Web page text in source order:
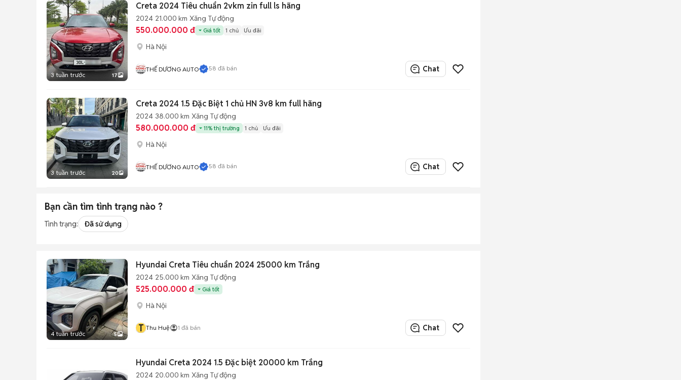
3 tuần trước 17
Creta 2024 Tiêu chuẩn 2vkm zin full ls hãng
2024 21.000 km Xăng Tự động
550.000.000 đ Giá tốt 1 chủ Ưu đãi
Hà Nội
THẾ DƯƠNG AUTO 58 đã bán Chat
3 tuần trước 20
Creta 2024 1.5 Đặc Biệt 1 chủ HN 3v8 km full hãng
2024 38.000 km Xăng Tự động
580.000.000 đ 11% thị trường 1 chủ Ưu đãi
Hà Nội
THẾ DƯƠNG AUTO 58 đã bán Chat
Bạn cần tìm tình trạng nào ?
Tình trạng: Đã sử dụng
4 tuần trước 5
Hyundai Creta Tiêu chuẩn 2024 25000 km Trắng
2024 25.000 km Xăng Tự động
525.000.000 đ Giá tốt
Hà Nội
T Thu Huệ 1 đã bán Chat
Hyundai Creta 2024 1.5 Đặc biệt 20000 km Trắng
2024 20.000 km Xăng Tự động